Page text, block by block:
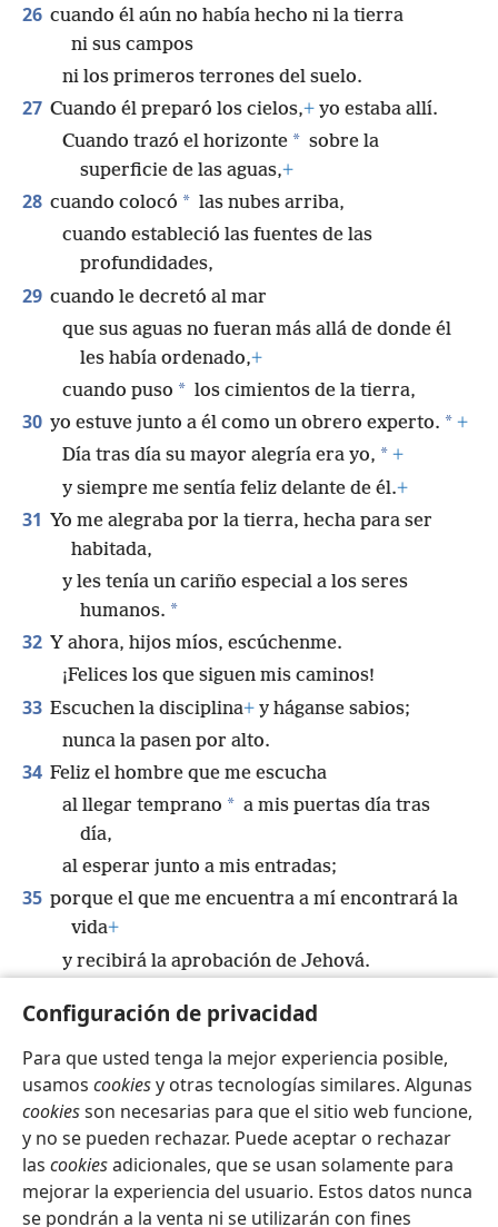
Configuración de privacidad
Para que usted tenga la mejor experiencia posible,
usamos cookiesy otras tecnologías similares. Algunas
cookiesson necesarias para que el sitio web funcione,
y no se pueden rechazar. Puede aceptar o rechazar
las cookiesadicionales, que se usan solamente para
mejorar la experiencia del usuario. Estos datos nunca
se pondrán a la venta ni se utilizarán con fines
26 cuando él aún no había hecho ni la tierra
ni sus campos
ni los primeros terrones del suelo.
27 Cuando él preparó los cielos,+ yo estaba allí.
Cuando trazó el horizonte * sobre la
superficie de las aguas,+
28 cuando colocó * las nubes arriba,
cuando estableció las fuentes de las
profundidades,
29 cuando le decretó al mar
que sus aguas no fueran más allá de donde él
les había ordenado,+
cuando puso * los cimientos de la tierra,
30 yo estuve junto a él como un obrero experto. * +
Día tras día su mayor alegría era yo, * +
y siempre me sentía feliz delante de él.+
31 Yo me alegraba por la tierra, hecha para ser
habitada,
y les tenía un cariño especial a los seres
humanos. *
32 Y ahora, hijos míos, escúchenme.
¡Felices los que siguen mis caminos!
33 Escuchen la disciplina+ y háganse sabios;
nunca la pasen por alto.
34 Feliz el hombre que me escucha
al llegar temprano * a mis puertas día tras
día,
al esperar junto a mis entradas;
35 porque el que me encuentra a mí encontrará la
vida+
y recibirá la aprobación de Jehová.
y los que me odian aman la muerte”.
Español Compartir Configuración
Copyright © 2026 Watch Tower Bible and Tract Society of Pennsylvania
Condiciones de uso
Política de privacidad
Configuración de privacidad
JW.ORG Iniciar sesión